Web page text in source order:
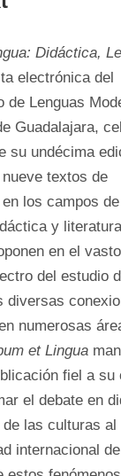
Didáctica,
electrónica del
de Lenguas
Guadalajara,
su undécima
textos de
los campos
y
en el
del estudio
diversas
numerosas
et Lingua
fiel a su
el debate en
las culturas
internacional de